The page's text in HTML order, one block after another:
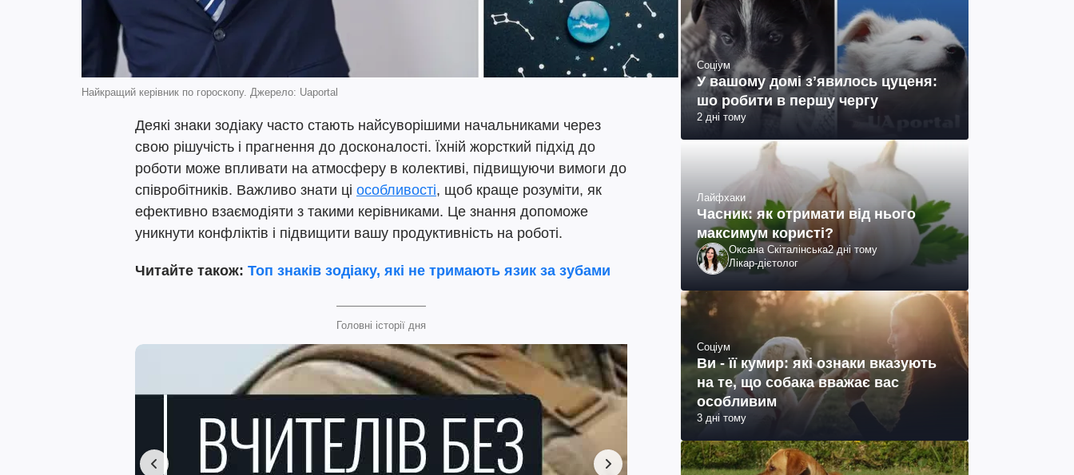
Найкращий керівник по гороскопу. Джерело: Uaportal
Деякі знаки зодіаку часто стають найсуворішими начальниками через
свою рішучість і прагнення до досконалості. Їхній жорсткий підхід до
роботи може впливати на атмосферу в колективі, підвищуючи вимоги до
співробітників. Важливо знати ці особливості, щоб краще розуміти, як
ефективно взаємодіяти з такими керівниками. Це знання допоможе
уникнути конфліктів і підвищити вашу продуктивність на роботі.
Читайте також: Топ знаків зодіаку, які не тримають язик за зубами
Головні історії дня
Соціум
У вашому домі зʼявилось цуценя:
шо робити в першу чергу
2 дні тому
Лайфхаки
Часник: як отримати від нього
максимум користі?
Оксана Скіталінська2 дні тому
Лікар-дієтолог
Соціум
Ви - її кумир: які ознаки вказують
на те, що собака вважає вас
особливим
3 дні тому